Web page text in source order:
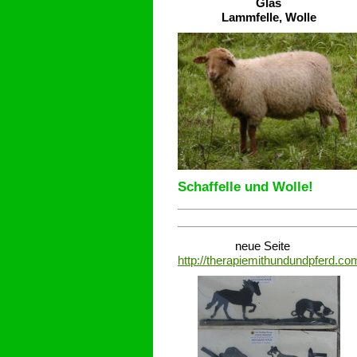
Glas
Lammfelle, Wolle
Schaffelle und Wolle!
neue Seite
http://